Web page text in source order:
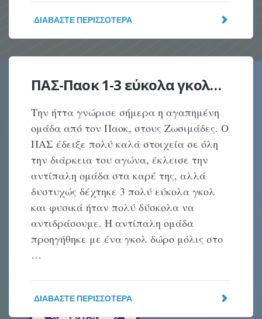
ΔΙΑΒΆΣΤΕ ΠΕΡΙΣΣΌΤΕΡΑ
ΠΑΣ-Παοκ 1-3 εύκολα γκολ…
Την ήττα γνώρισε σήμερα η αγαπημένη
ομάδα από τον Παοκ, στους Ζωσιμάδες. Ο
ΠΑΣ έδειξε πολύ καλά στοιχεία σε όλη
την διάρκεια του αγώνα, έκλεισε την
αντίπαλη ομάδα στα καρέ της, αλλά
δυστυχώς δέχτηκε 3 πολύ εύκολα γκολ
και φυσικά ήταν πολύ δύσκολα να
αντιδράσουμε. Η αντίπαλη ομάδα
προηγήθηκε με ένα γκολ δώρο μόλις στο
…
ΔΙΑΒΆΣΤΕ ΠΕΡΙΣΣΌΤΕΡΑ